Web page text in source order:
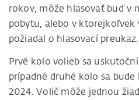
rokov, môže hlasovať buď v
pobytu, alebo v ktorejkoľvek
požiadal o hlasovací preukaz.
Prvé kolo volieb sa
prípadné druhé kolo sa
2024. Volič môže jednou